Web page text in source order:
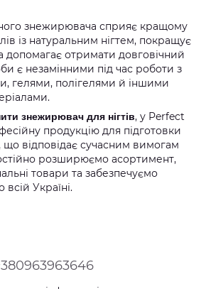
знежирювача сприяє кращому
із натуральним нігтем, покращує
допомагає отримати довговічний
є незамінними під час роботи з
гелями, полігелями й іншими
знежирювач для нігтів, у Perfect
продукцію для підготовки
що відповідає сучасним вимогам
розширюємо асортимент,
товари та забезпечуємо
Україні.